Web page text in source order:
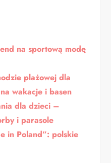
na sportową modę
plażowej dla
wakacje i basen
dla dzieci –
i parasole
in Poland”: polskie